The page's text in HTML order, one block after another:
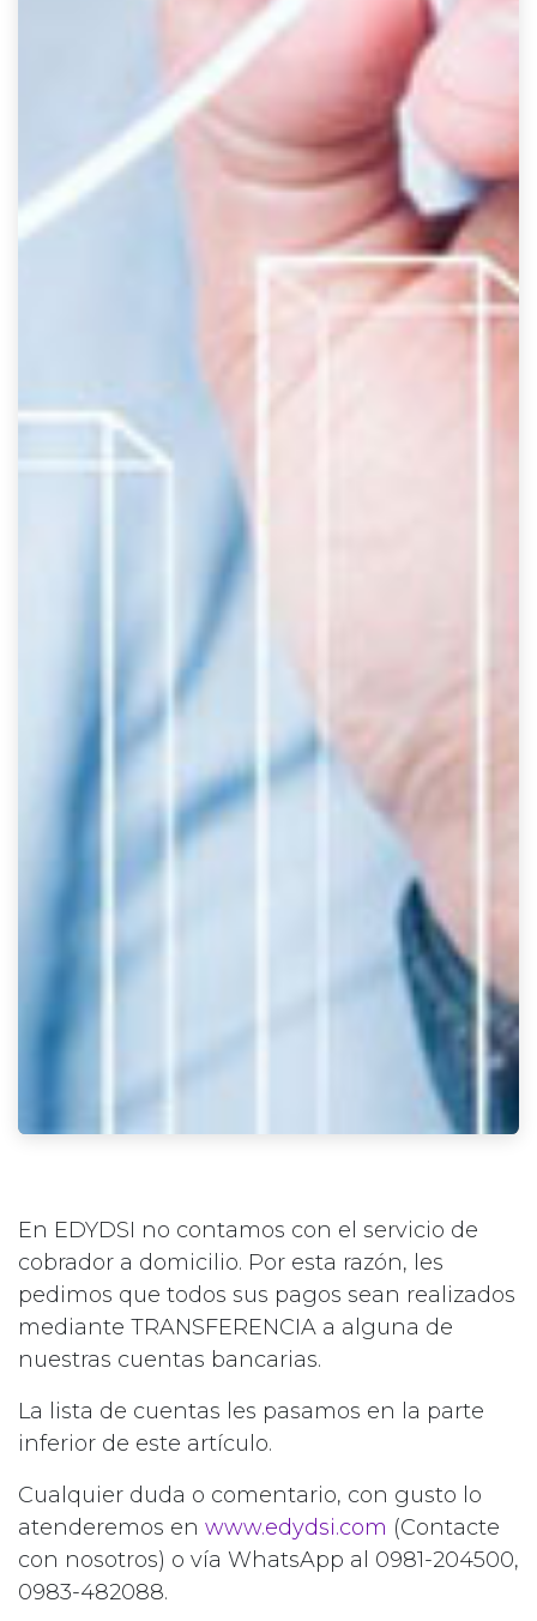
En EDYDSI no contamos con el servicio de
cobrador a domicilio. Por esta razón, les
pedimos que todos sus pagos sean realizados
mediante TRANSFERENCIA a alguna de
nuestras cuentas bancarias.
La lista de cuentas les pasamos en la parte
inferior de este artículo.
Cualquier duda o comentario, con gusto lo
atenderemos en www.edydsi.com (Contacte
con nosotros) o vía WhatsApp al 0981-204500,
0983-482088.